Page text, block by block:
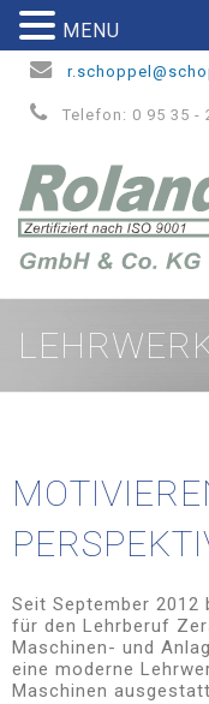
Telefon: 0 95 35 -
Seit September 2012
für den Lehrberuf
Maschinen- und
eine moderne
Maschinen
MENU